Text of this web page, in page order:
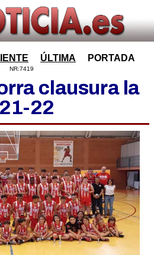
ÚLTIMA PORTADA
NR:7419
clausura la
22